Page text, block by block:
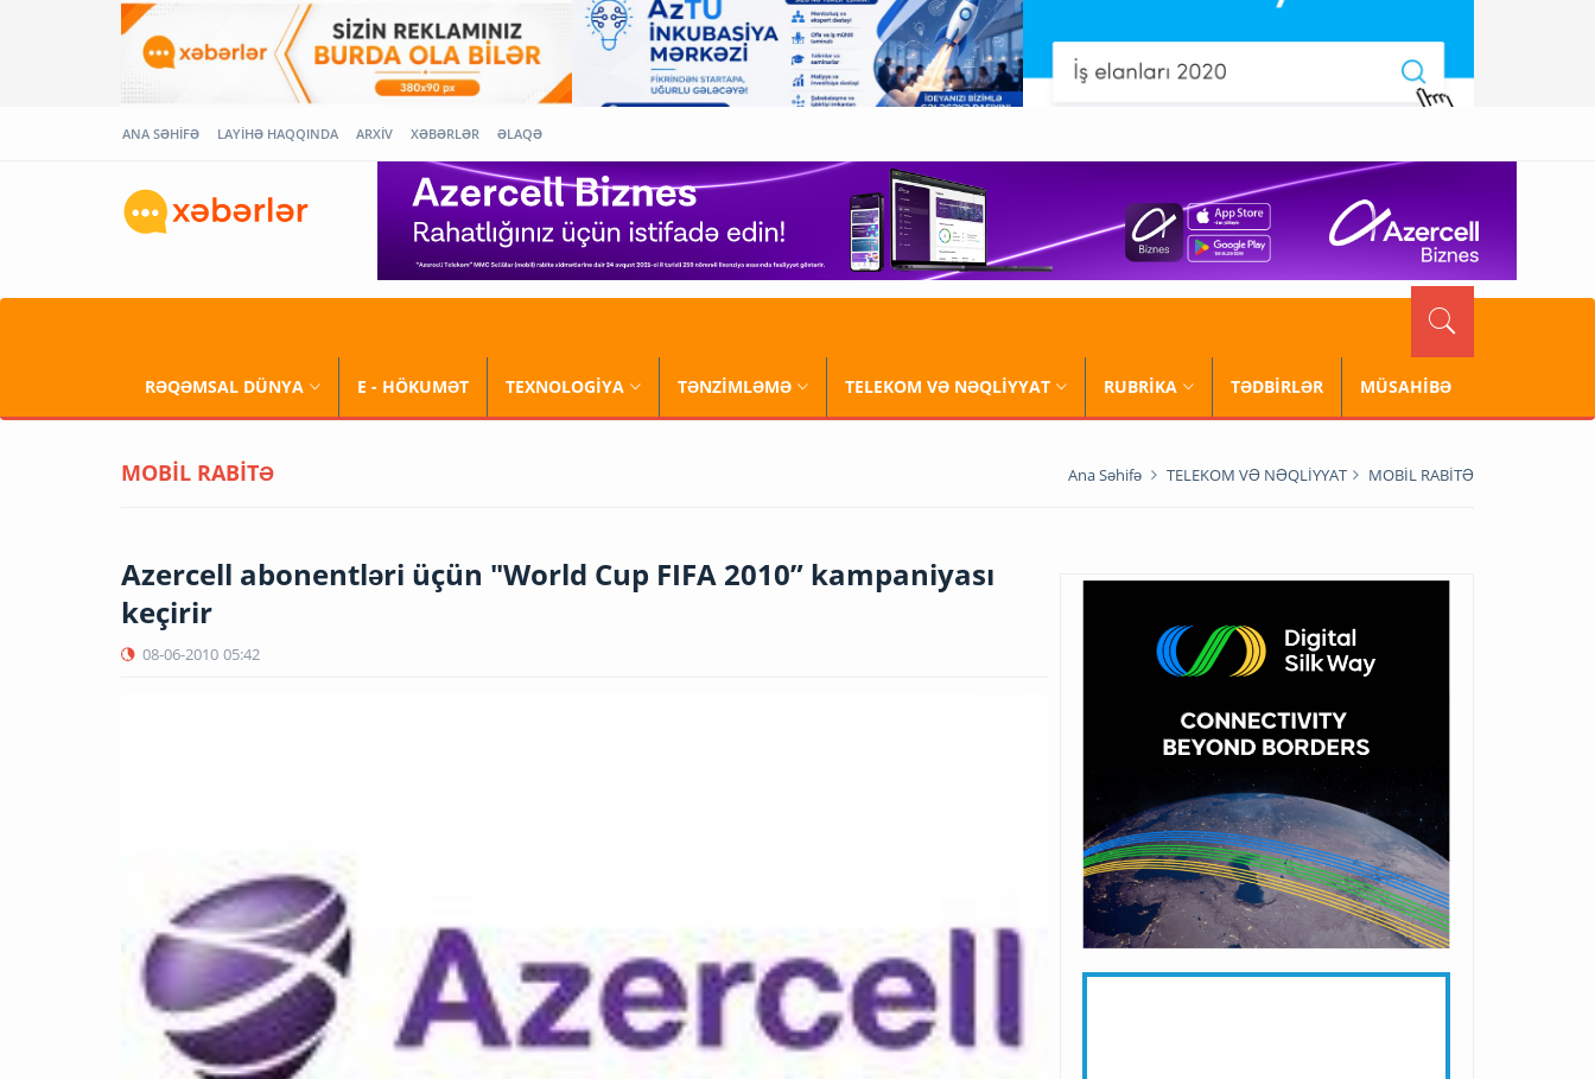
ANA SƏHİFƏ LAYİHƏ HAQQINDA ARXİV XƏBƏRLƏR ƏLAQƏ
RƏQƏMSAL DÜNYA E - HÖKUMƏT TEXNOLOGİYA TƏNZİMLƏMƏ TELEKOM VƏ NƏQLİYYAT RUBRİKA TƏDBİRLƏR MÜSAHİBƏ
MOBİL RABİTƏ Ana Səhifə TELEKOM VƏ NƏQLİYYAT MOBİL RABİTƏ
Azercell abonentləri üçün "World Cup FIFA 2010” kampaniyası
keçirir
08-06-2010 05:42